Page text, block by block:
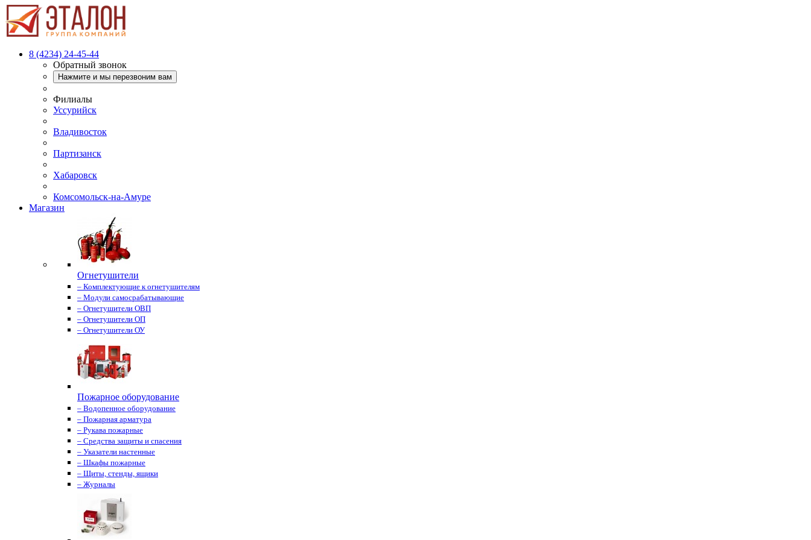
8 (4234) 24-45-44
Обратный звонок
Нажмите и мы перезвоним вам
Филиалы
Уссурийск
Владивосток
Партизанск
Хабаровск
Комсомольск-на-Амуре
Магазин
Огнетушители
– Комплектующие к огнетушителям
– Модули самосрабатывающие
– Огнетушители ОВП
– Огнетушители ОП
– Огнетушители ОУ
Пожарное оборудование
– Водопенное оборудование
– Пожарная арматура
– Рукава пожарные
– Средства защиты и спасения
– Указатели настенные
– Шкафы пожарные
– Щиты, стенды, ящики
– Журналы